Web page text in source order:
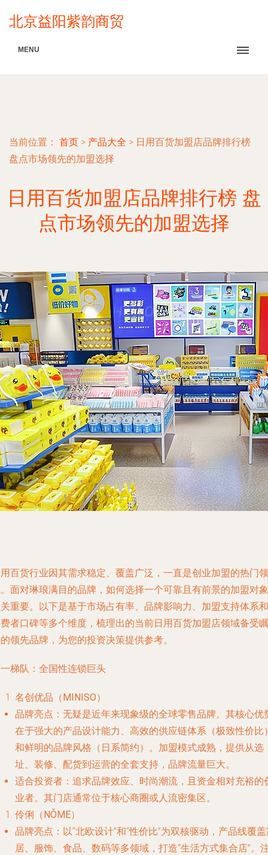
北京益阳紫韵商贸
MENU
当前位置： 首页 > 产品大全 > 日用百货加盟店品牌排行榜
盘点市场领先的加盟选择
日用百货加盟店品牌排行榜 盘
点市场领先的加盟选择
百货行业因其需求稳定、覆盖广泛，一直是创业加盟的热门领
面对琳琅满目的品牌，如何选择一个可靠且有前景的加盟对象
重要。以下是基于市场占有率、品牌影响力、加盟支持体系和
者口碑等多个维度，梳理出的当前日用百货加盟店领域备受瞩
领先品牌，为您的投资决策提供参考。
梯队：全国性连锁巨头
名创优品（MINISO）
品牌亮点 ：无疑是近年来现象级的全球零售品牌。其核心优
在于强大的产品设计能力、高效的供应链体系（极致性价比
和鲜明的品牌风格（日系简约）。加盟模式成熟，提供从选
址、装修、配货到运营的全套支持，品牌流量巨大。
适合投资者 ：追求品牌效应、时尚潮流，且资金相对充裕的
业者。其门店通常位于核心商圈或人流密集区。
伶俐（NǑME）
品牌亮点 ：以“北欧设计”和“性价比”为双核驱动，产品线覆
居、服饰、食品、数码等多领域，打造“生活方式集合店”。